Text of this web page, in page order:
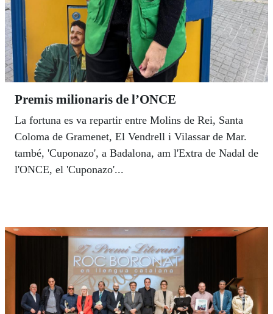
Premis milionaris de l’ONCE
La fortuna es va repartir entre Molins de Rei, Santa
Coloma de Gramenet, El Vendrell i Vilassar de Mar.
també, 'Cuponazo', a Badalona, am l'Extra de Nadal de
l'ONCE, el 'Cuponazo'...